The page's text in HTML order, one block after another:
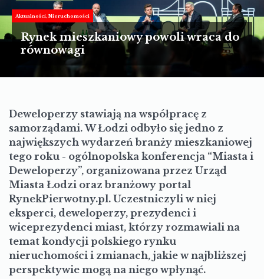
MOTORYZACJA
LIFESTYLE
Aktualności Nieruchomości
Rynek mieszkaniowy powoli wraca do
równowagi
Deweloperzy stawiają na współpracę z
samorządami.W Łodzi odbyło się jedno z
największych wydarzeń branży mieszkaniowej
tego roku - ogólnopolska konferencja “Miasta i
Deweloperzy”, organizowana przez Urząd
Miasta Łodzi oraz branżowy portal
RynekPierwotny.pl. Uczestniczyli w niej
eksperci, deweloperzy, prezydenci i
wiceprezydenci miast, którzy rozmawiali na
temat kondycji polskiego rynku
nieruchomości i zmianach, jakie w najbliższej
perspektywie mogą na niego wpłynąć.